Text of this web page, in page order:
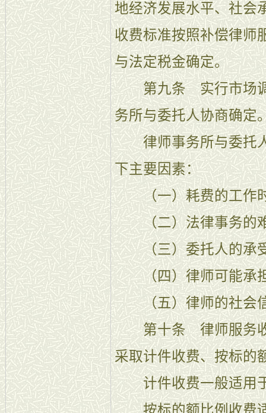
地经济发展水平、社会
收费标准按照补偿律师
与法定税金确定。
第九条 实行市场调
务所与委托人协商确定
律师事务所与委托人
下主要因素：
（一）耗费的工作
（二）法律事务的
（三）委托人的承
（四）律师可能承担
（五）律师的社会信
第十条 律师服务收
采取计件收费、按标的
计件收费一般适用于